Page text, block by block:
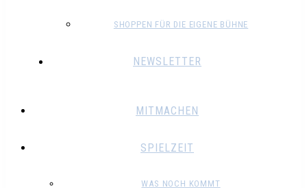
SHOPPEN FÜR DIE EIGENE BÜHNE
NEWSLETTER
MITMACHEN
SPIELZEIT
WAS NOCH KOMMT